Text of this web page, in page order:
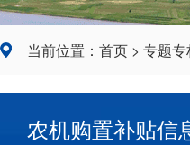
当前位置： 首页 > 专题专
农机购置补贴信